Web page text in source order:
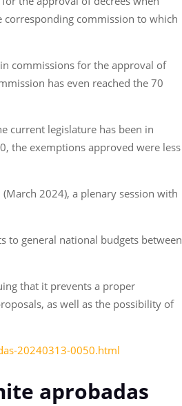
commission to which
commissions for the approval of
has even reached the 70
current legislature has been in
the exemptions approved were less
2024), a plenary session with
to general national budgets between
that it prevents a proper
as well as the possibility of
20240313-0050.html
aprobadas